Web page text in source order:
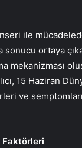
ile
ortaya
mekanizması
15 Haziran
ve
Faktörleri